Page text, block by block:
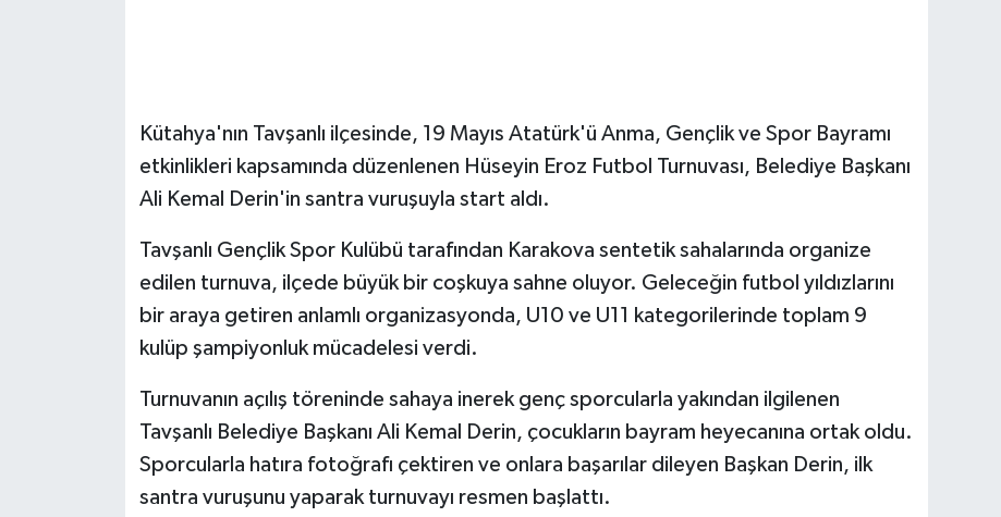
Kütahya'nın Tavşanlı ilçesinde, 19 Mayıs Atatürk'ü Anma, Gençlik ve Spor Bayramı
etkinlikleri kapsamında düzenlenen Hüseyin Eroz Futbol Turnuvası, Belediye Başkanı
Ali Kemal Derin'in santra vuruşuyla start aldı.
Tavşanlı Gençlik Spor Kulübü tarafından Karakova sentetik sahalarında organize
edilen turnuva, ilçede büyük bir coşkuya sahne oluyor. Geleceğin futbol yıldızlarını
bir araya getiren anlamlı organizasyonda, U10 ve U11 kategorilerinde toplam 9
kulüp şampiyonluk mücadelesi verdi.
Turnuvanın açılış töreninde sahaya inerek genç sporcularla yakından ilgilenen
Tavşanlı Belediye Başkanı Ali Kemal Derin, çocukların bayram heyecanına ortak oldu.
Sporcularla hatıra fotoğrafı çektiren ve onlara başarılar dileyen Başkan Derin, ilk
santra vuruşunu yaparak turnuvayı resmen başlattı.
İş Dünyası
KÜLTÜR SANAT